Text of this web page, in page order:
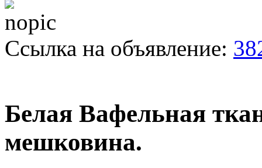
Ссылка на объявление:
Белая Вафельная
мешковина.